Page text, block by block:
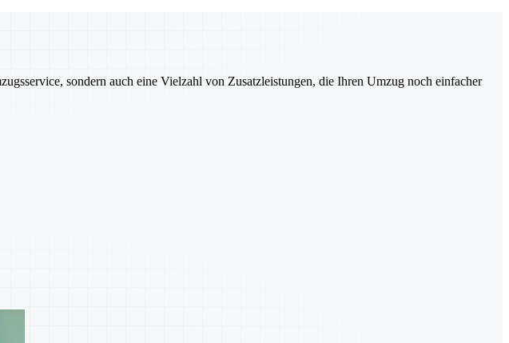
sondern auch eine Vielzahl von Zusatzleistungen, die Ihren Umzug noch einfacher